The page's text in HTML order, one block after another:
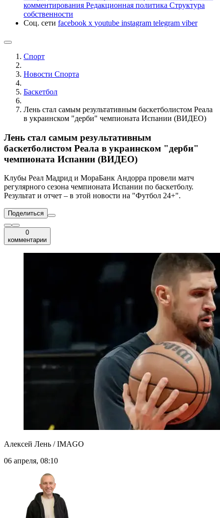
комментирования Редакционная политика Структура
собственности
Соц. сети facebook x youtube instagram telegram viber
Спорт
Новости Cпорта
Баскетбол
Лень стал самым результативным баскетболистом Реала
в украинском "дерби" чемпионата Испании (ВИДЕО)
Лень стал самым результативным
баскетболистом Реала в украинском "дерби"
чемпионата Испании (ВИДЕО)
Клубы Реал Мадрид и МораБанк Андорра провели матч
регулярного сезона чемпионата Испании по баскетболу.
Результат и отчет – в этой новости на "Футбол 24+".
Поделиться
0
комментарии
Алексей Лень / IMAGO
06 апреля, 08:10